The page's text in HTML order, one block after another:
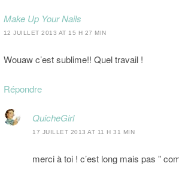
Make Up Your Nails
12 JUILLET 2013 AT 15 H 27 MIN
Wouaw c’est sublime!! Quel travail !
Répondre
QuicheGirl
17 JUILLET 2013 AT 11 H 31 MIN
merci à toi ! c’est long mais pas ”